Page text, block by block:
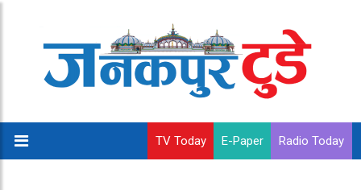
TV Today E-Paper Radio Today